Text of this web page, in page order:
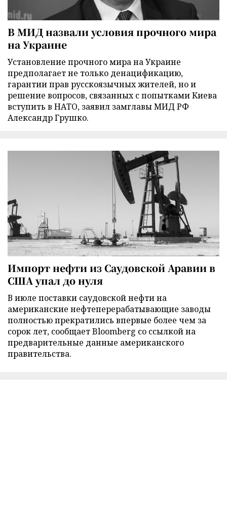
В МИД назвали условия прочного мира
на Украине
Установление прочного мира на Украине
предполагает не только денацификацию,
гарантии прав русскоязычных жителей, но и
решение вопросов, связанных с попытками Киева
вступить в НАТО, заявил замглавы МИД РФ
Александр Грушко.
Импорт нефти из Саудовской Аравии в
США упал до нуля
В июле поставки саудовской нефти на
американские нефтеперерабатывающие заводы
полностью прекратились впервые более чем за
сорок лет, сообщает Bloomberg со ссылкой на
предварительные данные американского
правительства.